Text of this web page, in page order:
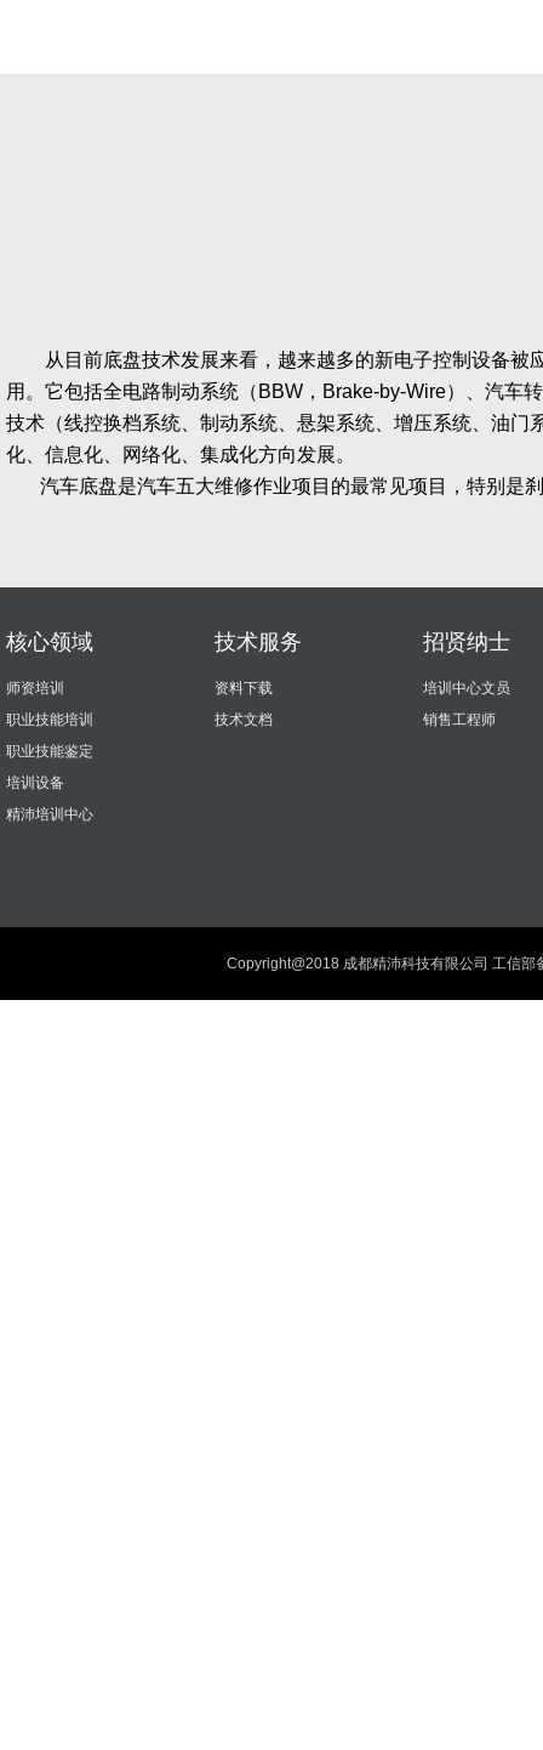
从目前底盘技术发展来看，越来越多的新电子控制设备被
用。它包括全电路制动系统（BBW，Brake-by-Wire）、汽车
技术（线控换档系统、制动系统、悬架系统、增压系统、油
化、信息化、网络化、集成化方向发展。
汽车底盘是汽车五大维修作业项目的最常见项目，特别是
核心领域
师资培训
职业技能培训
职业技能鉴定
培训设备
精沛培训中心
技术服务
资料下载
技术文档
招贤纳士
培训中心文员
销售工程师
Copyright@2018 成都精沛科技有限公司 工信